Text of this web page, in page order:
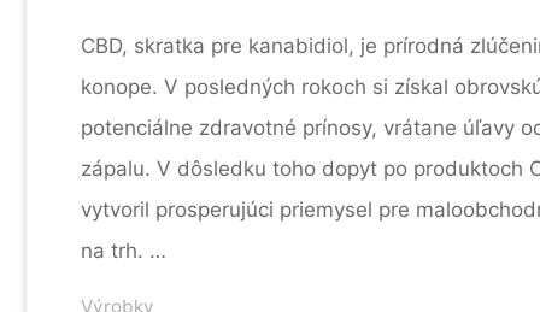
CBD, skratka pre kanabidiol, je prírodná
konope. V posledných rokoch si získal
potenciálne zdravotné prínosy, vrátane úľavy
zápalu. V dôsledku toho dopyt po produktoch
vytvoril prosperujúci priemysel pre
na trh. …
Výrobky